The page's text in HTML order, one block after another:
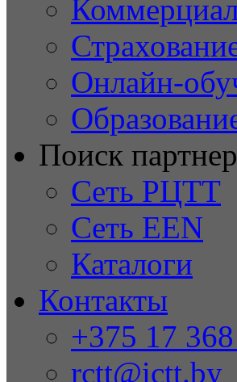
Онлайн-
Поиск
Сеть РЦТТ
Сеть EEN
Каталоги
Контакты
+375 17
rctt@ictt.by